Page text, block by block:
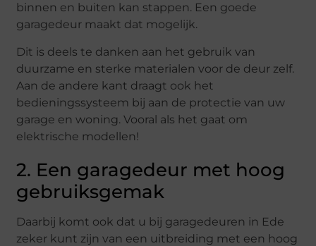
binnen en buiten kan stappen. Een goede
garagedeur maakt dat mogelijk.
Dit is deels te danken aan het gebruik van
duurzame en sterke materialen voor de deur zelf.
Aan de andere kant draagt ook het
bedieningssysteem bij aan de protectie van uw
garage en woning. Vooral als het gaat om
elektrische modellen!
2. Een garagedeur met hoog
gebruiksgemak
Daarbij komt ook dat u bij garagedeuren in Ede
zeker kunt zijn van een uitbreiding met een hoog